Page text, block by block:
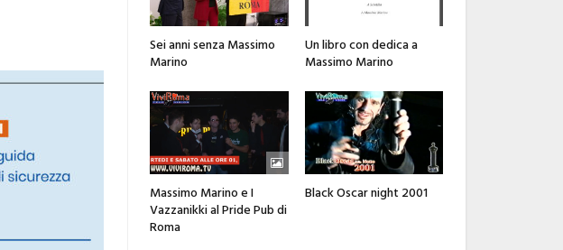
Sei anni senza Massimo
Marino
Un libro con dedica a
Massimo Marino
Massimo Marino e I
Vazzanikki al Pride Pub di
Roma
Black Oscar night 2001